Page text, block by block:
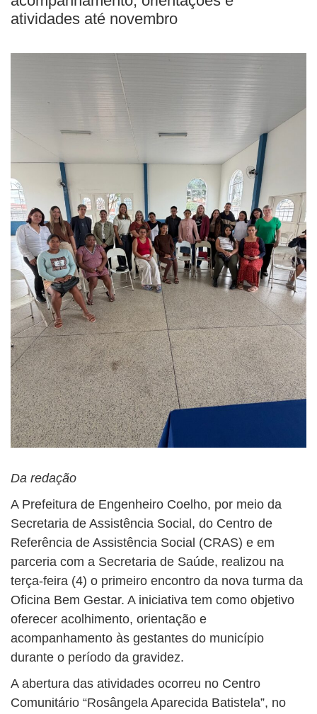
atividades até novembro
Da redação
A Prefeitura de Engenheiro Coelho, por meio da
Secretaria de Assistência Social, do Centro de
Referência de Assistência Social (CRAS) e em
parceria com a Secretaria de Saúde, realizou na
terça-feira (4) o primeiro encontro da nova turma da
Oficina Bem Gestar. A iniciativa tem como objetivo
oferecer acolhimento, orientação e
acompanhamento às gestantes do município
durante o período da gravidez.
A abertura das atividades ocorreu no Centro
Comunitário “Rosângela Aparecida Batistela”, no